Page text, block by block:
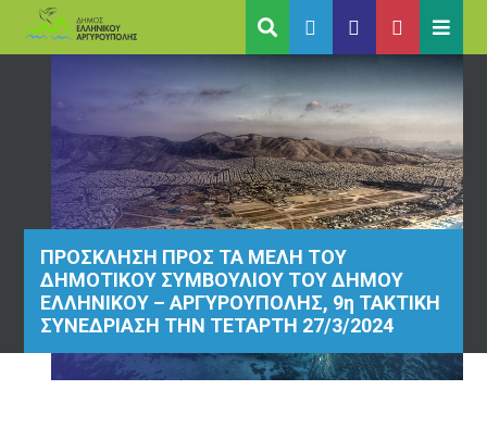
ΠΡΟΣΚΛΗΣΗ ΠΡΟΣ ΤΑ ΜΕΛΗ ΤΟΥ
ΔΗΜΟΤΙΚΟΥ ΣΥΜΒΟΥΛΙΟΥ ΤΟΥ ΔΗΜΟΥ
ΕΛΛΗΝΙΚΟΥ – ΑΡΓΥΡΟΥΠΟΛΗΣ, 9η ΤΑΚΤΙΚΗ
ΣΥΝΕΔΡΙΑΣΗ ΤΗΝ ΤΕΤΑΡΤΗ 27/3/2024